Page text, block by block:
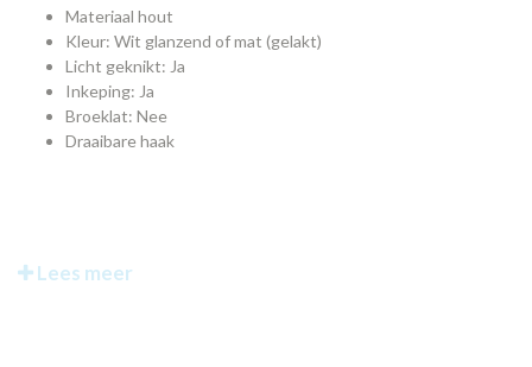
Materiaal hout
Kleur: Wit glanzend of mat (gelakt)
Licht geknikt: Ja
Inkeping: Ja
Broeklat: Nee
Draaibare haak
Lees meer